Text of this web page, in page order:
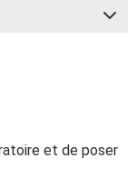
et de poser